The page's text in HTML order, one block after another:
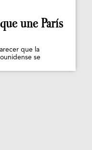
une París
que la
se